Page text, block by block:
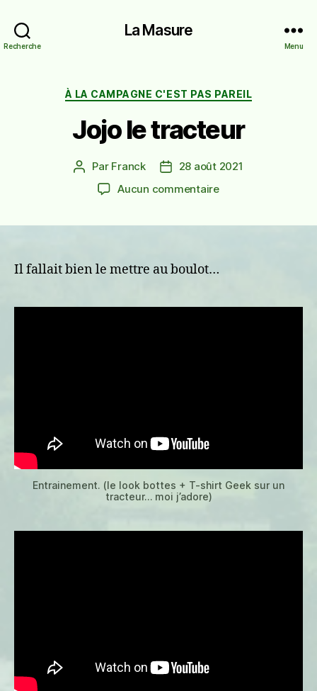
Recherche
La Masure
Menu
Catégories
À LA CAMPAGNE C'EST PAS PAREIL
Jojo le tracteur
Auteur
l’article
Par Franck
Date28 août 2021
Aucun commentairesur
Il fallait bien le mettre au boulot…
Entrainement. (le look bottes + T-shirt Geek sur un
tracteur… moi j’adore)